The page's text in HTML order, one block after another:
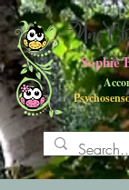
Sophie